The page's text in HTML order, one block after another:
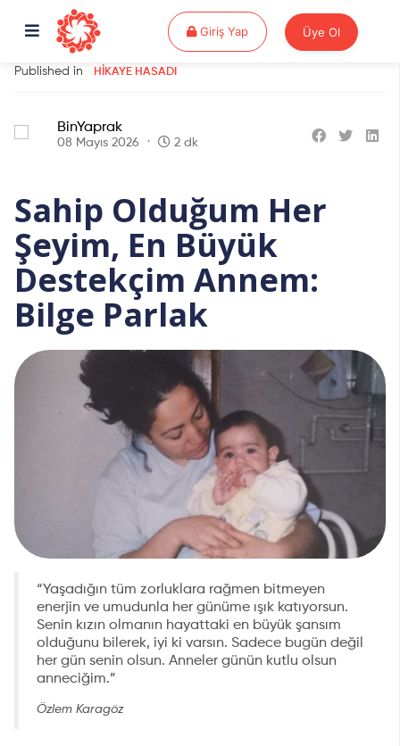
Giriş YapGiriş Yap Üye Ol
Published in HIKAYE HASADI
BinYaprak
08 Mayıs 2026 2 dk
Sahip Olduğum Her
Şeyim, En Büyük
Destekçim Annem:
Bilge Parlak
“Yaşadığın tüm zorluklara rağmen bitmeyen
enerjin ve umudunla her günüme ışık katıyorsun.
Senin kızın olmanın hayattaki en büyük şansım
olduğunu bilerek, iyi ki varsın. Sadece bugün değil
her gün senin olsun. Anneler günün kutlu olsun
anneciğim.”
Özlem Karagöz